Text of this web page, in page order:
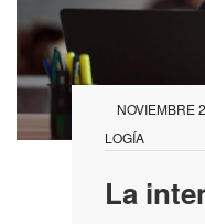
NOVIEMBRE
LOGÍA
La